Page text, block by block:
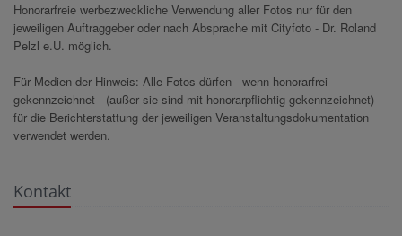
Honorarfreie werbezweckliche Verwendung aller Fotos nur für den
jeweiligen Auftraggeber oder nach Absprache mit Cityfoto - Dr. Roland
Pelzl e.U. möglich.
Für Medien der Hinweis: Alle Fotos dürfen - wenn honorarfrei
gekennzeichnet - (außer sie sind mit honorarpflichtig gekennzeichnet)
für die Berichterstattung der jeweiligen Veranstaltungsdokumentation
verwendet werden.
Kontakt